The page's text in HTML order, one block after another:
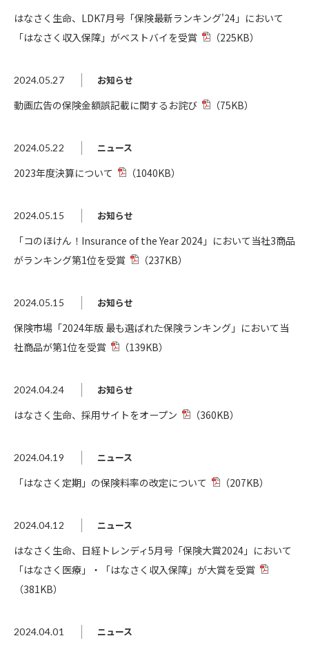
はなさく生命、LDK7月号「保険最新ランキング'24」において
「はなさく収入保障」がベストバイを受賞
（225KB）
2024.05.27 お知らせ
動画広告の保険金額誤記載に関するお詫び （75KB）
2024.05.22 ニュース
2023年度決算について （1040KB）
2024.05.15 お知らせ
「コのほけん！Insurance of the Year 2024」において当社3商品
がランキング第1位を受賞
（237KB）
2024.05.15 お知らせ
保険市場「2024年版 最も選ばれた保険ランキング」において当
社商品が第1位を受賞
（139KB）
2024.04.24 お知らせ
はなさく生命、採用サイトをオープン （360KB）
2024.04.19 ニュース
「はなさく定期」の保険料率の改定について （207KB）
2024.04.12 ニュース
はなさく生命、日経トレンディ5月号「保険大賞2024」において
「はなさく医療」・「はなさく収入保障」が大賞を受賞
（381KB）
2024.04.01 ニュース